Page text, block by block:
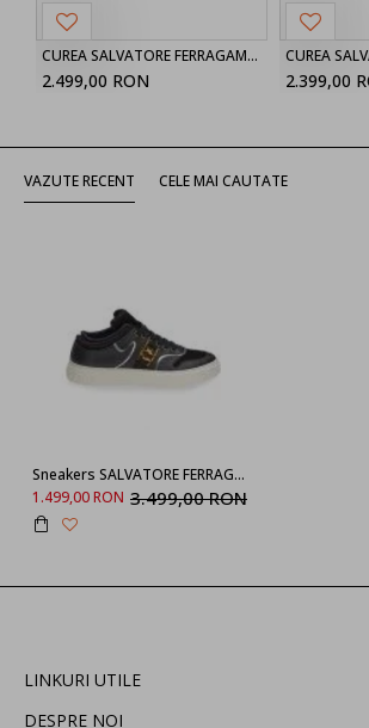
CUREA SALVATORE FERRAGAMO, Reversibila, Ajustabila, Full Black
2.499,00 RON 2.399,00
VAZUTE RECENT CELE MAI CAUTATE
Sneakers SALVATORE FERRAGAMO, 020441747114M Logo Auriu
1.499,00 RON 3.499,00 RON
LINKURI UTILE
DESPRE NOI